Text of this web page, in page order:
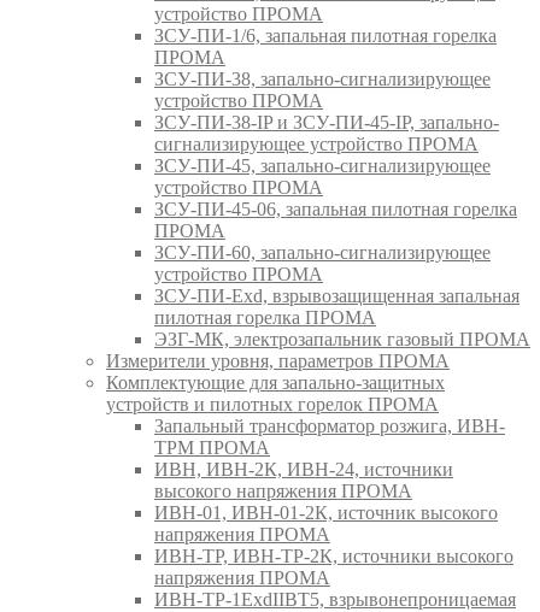
устройство ПРОМА
ЗСУ-ПИ-1/6, запальная пилотная горелка
ПРОМА
ЗСУ-ПИ-38, запально-сигнализирующее
устройство ПРОМА
ЗСУ-ПИ-38-IP и ЗСУ-ПИ-45-IP, запально-
сигнализирующее устройство ПРОМА
ЗСУ-ПИ-45, запально-сигнализирующее
устройство ПРОМА
ЗСУ-ПИ-45-06, запальная пилотная горелка
ПРОМА
ЗСУ-ПИ-60, запально-сигнализирующее
устройство ПРОМА
ЗСУ-ПИ-Exd, взрывозащищенная запальная
пилотная горелка ПРОМА
ЭЗГ-МК, электрозапальник газовый ПРОМА
Измерители уровня, параметров ПРОМА
Комплектующие для запально-защитных
устройств и пилотных горелок ПРОМА
Запальный трансформатор розжига, ИВН-
ТРМ ПРОМА
ИВН, ИВН-2К, ИВН-24, источники
высокого напряжения ПРОМА
ИВН-01, ИВН-01-2К, источник высокого
напряжения ПРОМА
ИВН-ТР, ИВН-ТР-2К, источники высокого
напряжения ПРОМА
ИВН-ТР-1ExdIIBT5, взрывонепроницаемая